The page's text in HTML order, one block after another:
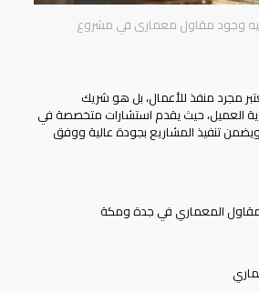
وجود مقاول معمارى في مشروع
مجرد منفذ للأعمال، بل هو شريك
العميل، حيث يقدم استشارات متخصصة في
ويضمن تنفيذ المشاريع بجودة عالية ووفق
المعماري في جدة ومكة